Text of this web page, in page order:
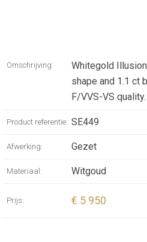
Omschrijving:
Whitegold
shape and 1.1 ct
F/VVS-VS quality.
Product referentie: SE449
Afwerking: Gezet
Materiaal: Witgoud
Prijs: € 5 950